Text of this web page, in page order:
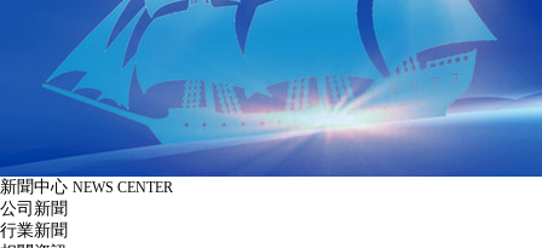
新聞中心 NEWS CENTER
公司新聞
行業新聞